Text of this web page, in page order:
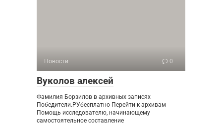
Новости 0
Вуколов алексей
Фамилия Борзилов в архивных записях
Победители.РУбесплатно Перейти к архивам
Помощь исследователю, начинающему
самостоятельное составление